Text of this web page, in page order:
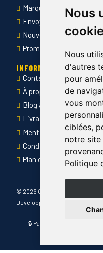
Nous
Nous
d'autres
pour
de
vous
ciblées,
notre
Politique
Marquage des
Envoyer Mandats
Nouveautés
Promotions
INFORMATIONS
Contact
À propos de Côté Pro
Blog & conseils
Livraison & retour
Mentions légales
Conditions générales de
Plan du site
© 2026 Côté Pro
Développé par
🔒 Paiement sécurisé · 📦